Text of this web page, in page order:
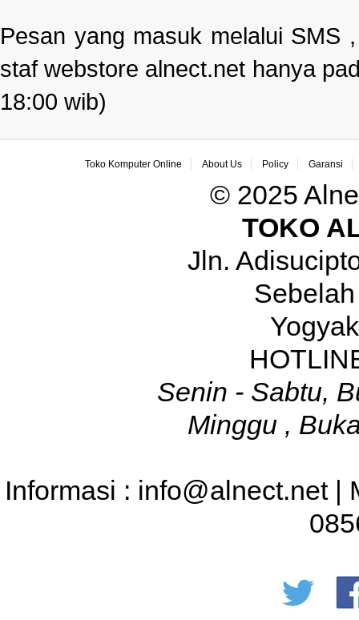
Pesan yang masuk melalui SMS
staf webstore alnect.net hanya
18:00 wib)
Toko Komputer Online About Us Policy Garansi
© 2025
TOKO
Jln.
Senin - Sabtu,
Minggu ,
Informasi : info@alnect.net |